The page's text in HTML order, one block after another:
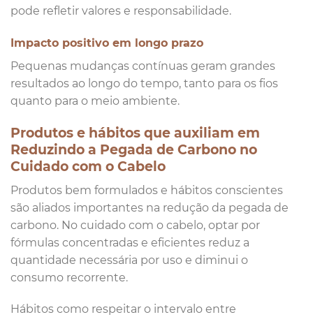
pode refletir valores e responsabilidade.
Impacto positivo em longo prazo
Pequenas mudanças contínuas geram grandes
resultados ao longo do tempo, tanto para os fios
quanto para o meio ambiente.
Produtos e hábitos que auxiliam em
Reduzindo a Pegada de Carbono no
Cuidado com o Cabelo
Produtos bem formulados e hábitos conscientes
são aliados importantes na redução da pegada de
carbono. No cuidado com o cabelo, optar por
fórmulas concentradas e eficientes reduz a
quantidade necessária por uso e diminui o
consumo recorrente.
Hábitos como respeitar o intervalo entre